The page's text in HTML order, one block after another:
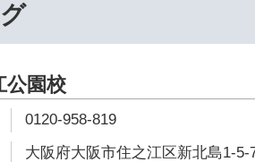
公園校
0120-958-819
大阪府大阪市住之江区新北島1-5-